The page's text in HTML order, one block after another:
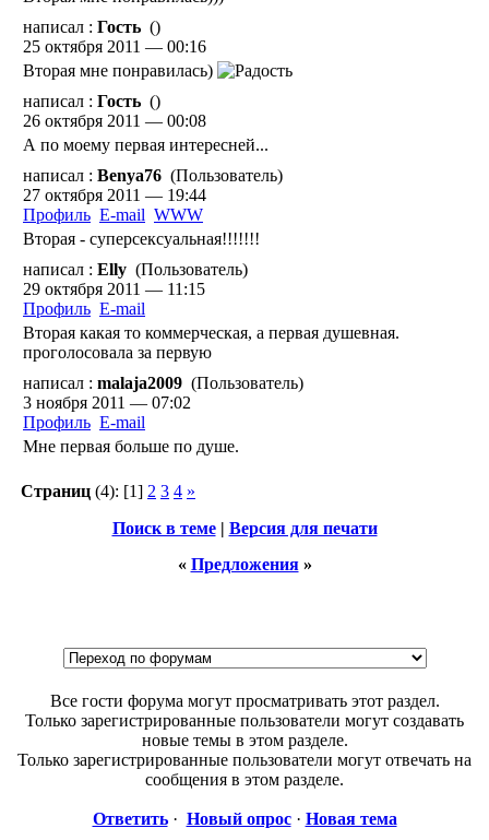
написал : Гость ()
25 октября 2011 — 00:16
Вторая мне понравилась)
написал : Гость ()
26 октября 2011 — 00:08
А по моему первая интересней...
написал : Benya76 (Пользователь)
27 октября 2011 — 19:44
Профиль E-mail WWW
Вторая - суперсексуальная!!!!!!!
написал : Elly (Пользователь)
29 октября 2011 — 11:15
Профиль E-mail
Вторая какая то коммерческая, а первая душевная.
проголосовала за первую
написал : malaja2009 (Пользователь)
3 ноября 2011 — 07:02
Профиль E-mail
Мне первая больше по душе.
Страниц (4): [1] 2 3 4 »
Поиск в теме| Версия для печати
« Предложения»
Все гости форума могут просматривать этот раздел.
Только зарегистрированные пользователи могут создавать
новые темы в этом разделе.
Только зарегистрированные пользователи могут отвечать на
сообщения в этом разделе.
Ответить· Новый опрос· Новая тема